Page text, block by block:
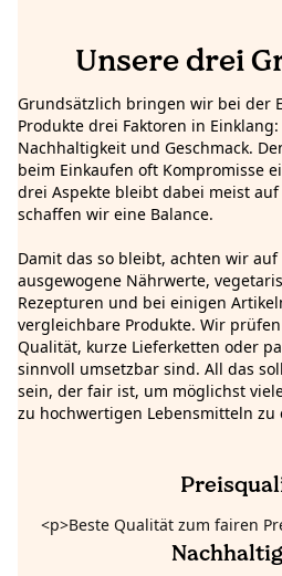
Unsere drei
Grundsätzlich bringen wir bei der
Produkte drei Faktoren in
Nachhaltigkeit und Geschmack.
beim Einkaufen oft Kompromisse
drei Aspekte bleibt dabei meist auf
schaffen wir eine Balance.
Damit das so bleibt, achten wir
ausgewogene Nährwerte,
Rezepturen und bei einigen
vergleichbare Produkte. Wir
Qualität, kurze Lieferketten oder
sinnvoll umsetzbar sind. All das
sein, der fair ist, um möglichst
zu hochwertigen Lebensmitteln zu
<p>Beste Qualität zum fairen